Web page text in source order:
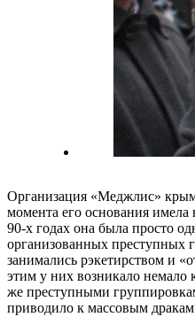
Организация «Меджлис»
момента его основания
90-х годах она была просто
организованных
занимались рэкетирством и
этим у них возникало немало
же преступными
приводило к массовым